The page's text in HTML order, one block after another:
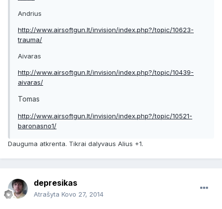
Andrius
http://www.airsoftgun.lt/invision/index.php?/topic/10623-
trauma/
Aivaras
http://www.airsoftgun.lt/invision/index.php?/topic/10439-
aivaras/
Tomas
http://www.airsoftgun.lt/invision/index.php?/topic/10521-
baronasno1/
Dauguma atkrenta. Tikrai dalyvaus Alius +1.
depresikas
Atrašyta Kovo 27, 2014